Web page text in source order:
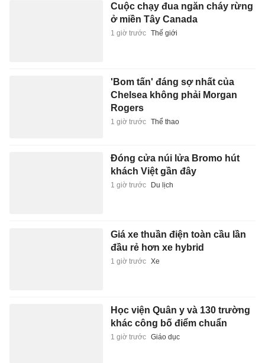
Cuộc chạy đua ngăn cháy rừng
ở miền Tây Canada
1 giờ trước Thế giới
'Bom tấn' đáng sợ nhất của
Chelsea không phải Morgan
Rogers
1 giờ trước Thể thao
Đóng cửa núi lửa Bromo hút
khách Việt gần đây
1 giờ trước Du lịch
Giá xe thuần điện toàn cầu lần
đầu rẻ hơn xe hybrid
1 giờ trước Xe
Học viện Quân y và 130 trường
khác công bố điểm chuẩn
1 giờ trước Giáo dục